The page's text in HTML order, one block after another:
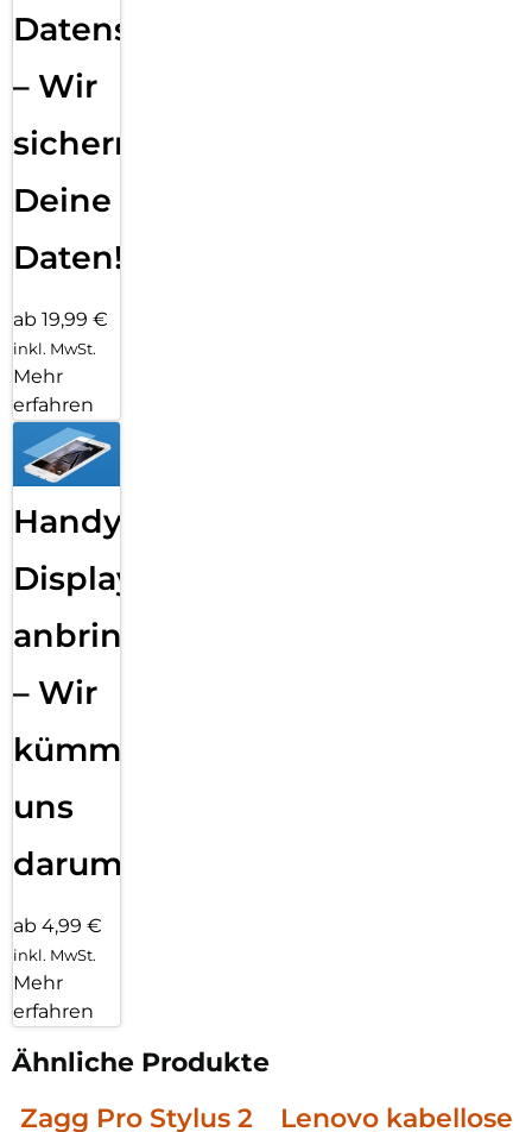
Datensicherung
– Wir
sichern
Deine
Daten!
ab 19,99 €
inkl. MwSt.
Mehr
erfahren
Handy
Displayfolie
anbringen
– Wir
kümmern
uns
darum!
ab 4,99 €
inkl. MwSt.
Mehr
erfahren
Ähnliche Produkte
Zagg Pro Stylus 2
Lenovo kabellose